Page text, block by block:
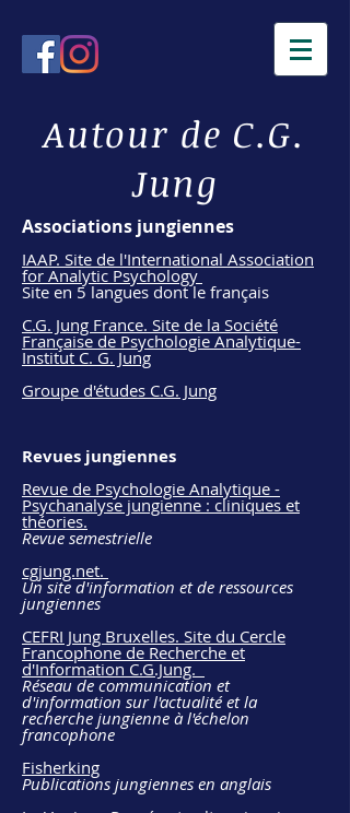
Autour de C.G.
Jung
Associations jungiennes
IAAP. Site de l'International Association
for Analytic Psychology
Site en 5 langues dont le français
C.G. Jung France. Site de la Société
Française de Psychologie Analytique-
Institut C. G. Jung
Groupe d'études C.G. Jung
Revues jungiennes
Revue de Psychologie Analytique -
Psychanalyse jungienne : cliniques et
théories.
Revue semestrielle
cgjung.net.
Un site d'information et de ressources
jungiennes
CEFRI Jung Bruxelles. Site du Cercle
Francophone de Recherche et
d'Information C.G.Jung.
Réseau de communication et
d'information sur l'actualité et la
recherche jungienne à l'échelon
francophone
Fisherking
Publications jungiennes en anglais